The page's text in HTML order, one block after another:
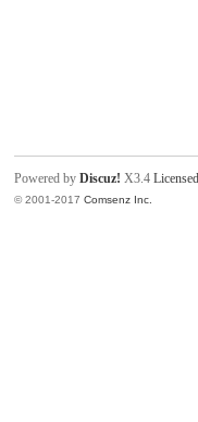
Powered byDiscuz! X3.4 Licensed
© 2001-2017Comsenz Inc.